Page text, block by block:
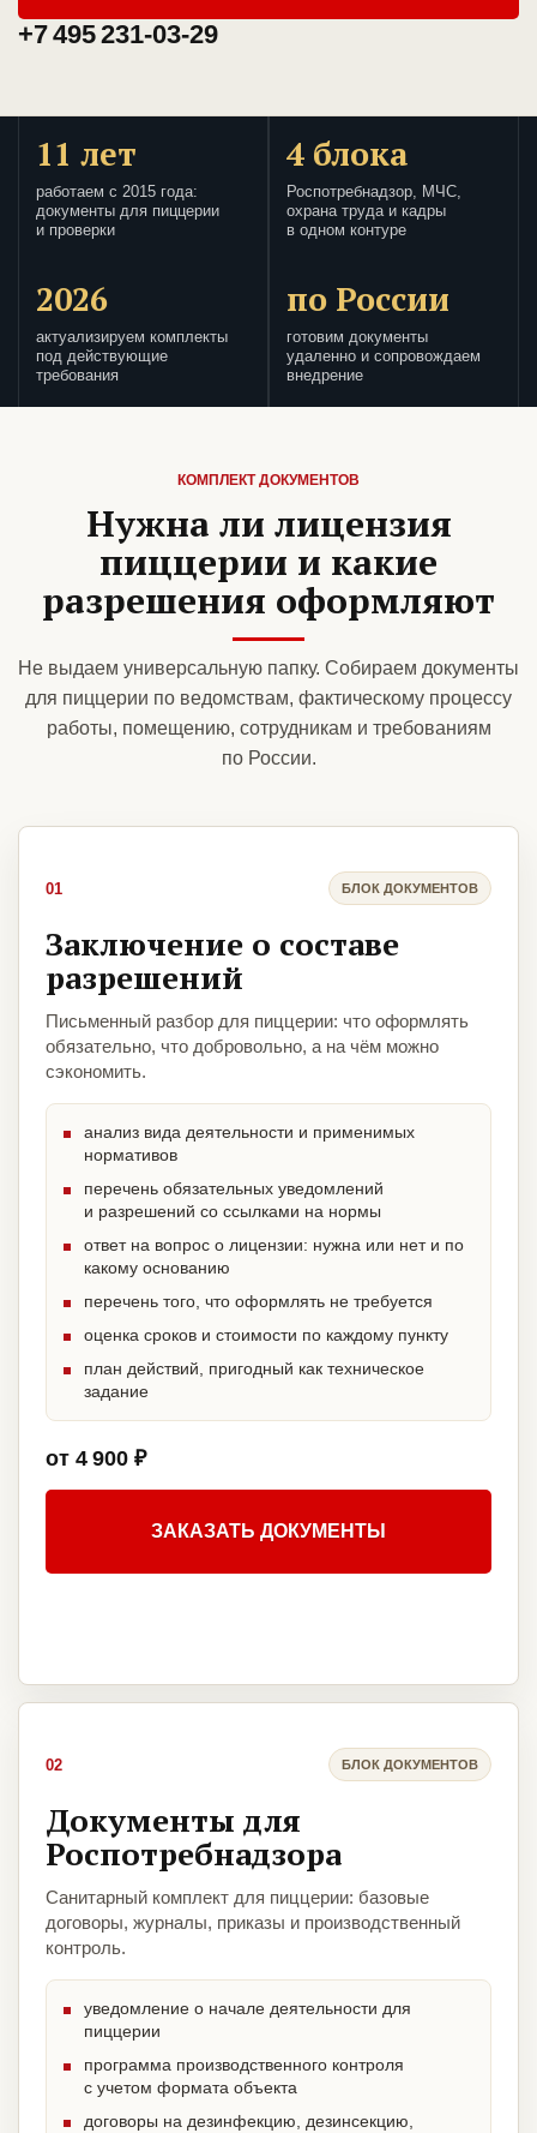
+7 495 231-03-29
11 лет
работаем с 2015 года:
документы для пиццерии
и проверки
4 блока
Роспотребнадзор, МЧС,
охрана труда и кадры
в одном контуре
2026
актуализируем комплекты
под действующие
требования
по России
готовим документы
удаленно и сопровождаем
внедрение
КОМПЛЕКТ ДОКУМЕНТОВ
Нужна ли лицензия
пиццерии и какие
разрешения оформляют
Не выдаем универсальную папку. Собираем документы
для пиццерии по ведомствам, фактическому процессу
работы, помещению, сотрудникам и требованиям
по России.
01 БЛОК ДОКУМЕНТОВ
Заключение о составе
разрешений
Письменный разбор для пиццерии: что оформлять
обязательно, что добровольно, а на чём можно
сэкономить.
анализ вида деятельности и применимых
нормативов
перечень обязательных уведомлений
и разрешений со ссылками на нормы
ответ на вопрос о лицензии: нужна или нет и по
какому основанию
перечень того, что оформлять не требуется
оценка сроков и стоимости по каждому пункту
план действий, пригодный как техническое
задание
от 4 900 ₽
ЗАКАЗАТЬ ДОКУМЕНТЫ
02 БЛОК ДОКУМЕНТОВ
Документы для
Роспотребнадзора
Санитарный комплект для пиццерии: базовые
договоры, журналы, приказы и производственный
контроль.
уведомление о начале деятельности для
пиццерии
программа производственного контроля
с учетом формата объекта
договоры на дезинфекцию, дезинсекцию,